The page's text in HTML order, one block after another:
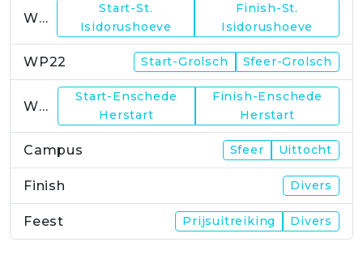
WP21
Start-St.
Isidorushoeve
Finish-St.
Isidorushoeve
WP22 Start-Grolsch Sfeer-Grolsch
WP23
Start-Enschede
Herstart
Finish-Enschede
Herstart
Campus Sfeer Uittocht
Finish Divers
Feest Prijsuitreiking Divers